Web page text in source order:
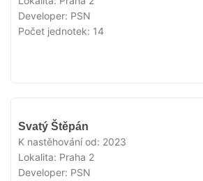
Developer: PSN
Počet jednotek: 14
Svatý Štěpán
K nastěhování od: 2023
Lokalita: Praha 2
Developer: PSN